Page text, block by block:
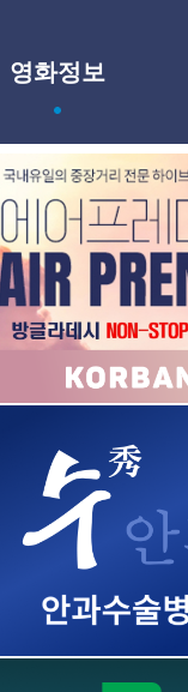
영화정보